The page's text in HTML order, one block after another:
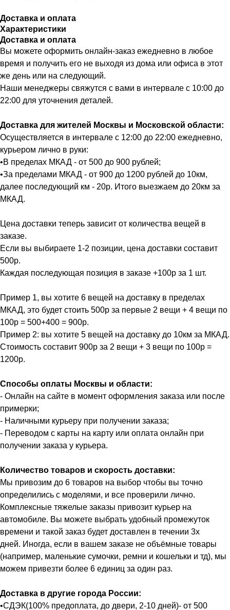
Доставка и оплата
Характеристики
Доставка и оплата
Вы можете оформить онлайн-заказ ежедневно в любое
время и получить его не выходя из дома или офиса в этот
же день или на следующий.
Наши менеджеры свяжутся с вами в интервале с 10:00 до
22:00 для уточнения деталей.
Доставка для жителей Москвы и Московской области:
Осуществляется в интервале с 12:00 до 22:00 ежедневно,
курьером лично в руки:
•В пределах МКАД - от 500 до 900 рублей;
•За пределами МКАД - от 900 до 1200 рублей до 10км,
далее последующий км - 20р. Итого выезжаем до 20км за
МКАД.
Цена доставки теперь зависит от количества вещей в
заказе.
Если вы выбираете 1-2 позиции, цена доставки составит
500р.
Каждая последующая позиция в заказе +100р за 1 шт.
Пример 1, вы хотите 6 вещей на доставку в пределах
МКАД, это будет стоить 500р за первые 2 вещи + 4 вещи по
100р = 500+400 = 900р.
Пример 2: вы хотите 5 вещей на доставку до 10км за МКАД.
Стоимость составит 900р за 2 вещи + 3 вещи по 100р =
1200р.
Способы оплаты Москвы и области:
- Онлайн на сайте в момент оформления заказа или после
примерки;
- Наличными курьеру при получении заказа;
- Переводом с карты на карту или оплата онлайн при
получении заказа у курьера.
Количество товаров и скорость доставки:
Мы привозим до 6 товаров на выбор чтобы вы точно
определились с моделями, и все проверили лично.
Комплексные тяжелые заказы привозит курьер на
автомобиле. Вы можете выбрать удобный промежуток
времени и такой заказ будет доставлен в течении 3х
дней. Иногда, если в вашем заказе не объёмные товары
(например, маленькие сумочки, ремни и кошельки и тд), мы
можем привезти более 6 единиц за один раз.
Доставка в другие города России:
•СДЭК(100% предоплата, до двери, 2-10 дней)- от 500